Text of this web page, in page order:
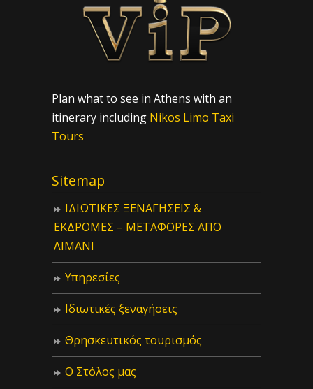
Plan what to see in Athens with an
itinerary including Nikos Limo Taxi
Tours
Sitemap
ΙΔIΩΤΙΚΕΣ ΞΕΝΑΓΗΣΕΙΣ &
ΕΚΔΡΟΜΕΣ – ΜΕΤΑΦΟΡΕΣ ΑΠΟ
ΛΙΜΑΝΙ
Υπηρεσίες
Ιδιωτικές ξεναγήσεις
Θρησκευτικός τουρισμός
Ο Στόλος μας